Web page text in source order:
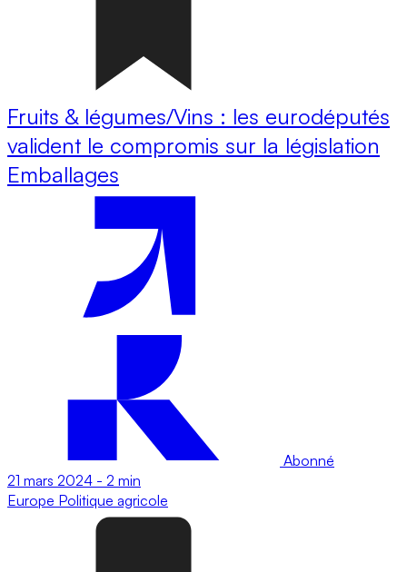
Fruits & légumes/Vins : les eurodéputés
valident le compromis sur la législation
Emballages
Abonné
21 mars 2024 - 2 min
Europe Politique agricole